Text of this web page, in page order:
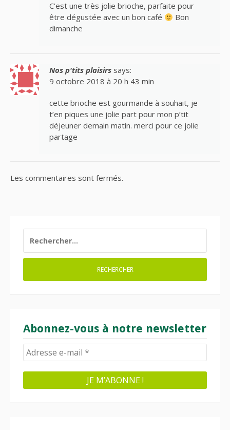
C’est une très jolie brioche, parfaite pour
être dégustée avec un bon café
Bon
dimanche
Nos p'tits plaisirs says:
9 octobre 2018 à 20 h 43 min
cette brioche est gourmande à souhait, je
t’en piques une jolie part pour mon p’tit
déjeuner demain matin. merci pour ce jolie
partage
Les commentaires sont fermés.
Abonnez-vous à notre newsletter